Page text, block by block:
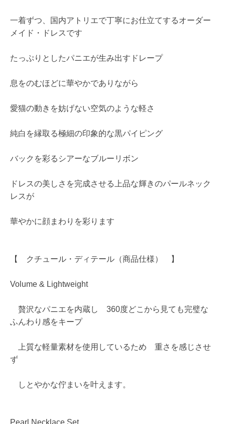
一着ずつ、国内アトリエで丁寧にお仕立てするオーダー
メイド・ドレスです
たっぷりとしたパニエが生み出すドレープ
息をのむほどに華やかでありながら
愛猫の動きを妨げない空気のような軽さ
純白を縁取る極細の印象的な黒パイピング
バックを彩るシアーなブルーリボン
ドレスの美しさを完成させる上品な輝きのパールネック
レスが
華やかに顔まわりを彩ります
【 クチュール・ディテール（商品仕様） 】
Volume & Lightweight
贅沢なパニエを内蔵し 360度どこから見ても完璧な
ふんわり感をキープ
上質な軽量素材を使用しているため 重さを感じさせ
ず
しとやかな佇まいを叶えます。
Pearl Necklace Set